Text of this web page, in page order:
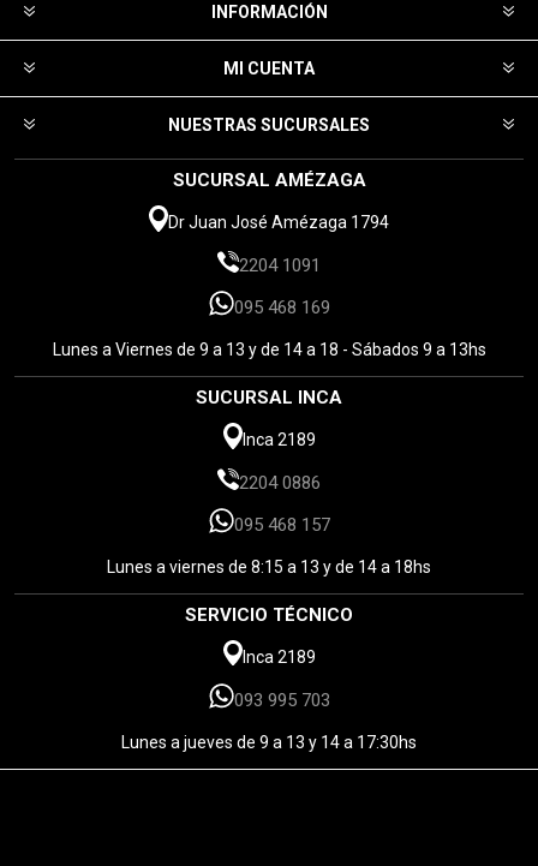
INFORMACIÓN
MI CUENTA
NUESTRAS SUCURSALES
SUCURSAL AMÉZAGA
Dr Juan José Amézaga 1794
2204 1091
095 468 169
Lunes a Viernes de 9 a 13 y de 14 a 18 - Sábados 9 a 13hs
SUCURSAL INCA
Inca 2189
2204 0886
095 468 157
Lunes a viernes de 8:15 a 13 y de 14 a 18hs
SERVICIO TÉCNICO
Inca 2189
093 995 703
Lunes a jueves de 9 a 13 y 14 a 17:30hs